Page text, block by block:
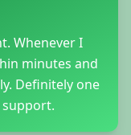
Whenever I
minutes and
Definitely one